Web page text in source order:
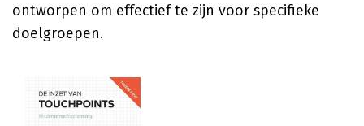
ontworpen om effectief te zijn voor specifieke
doelgroepen.